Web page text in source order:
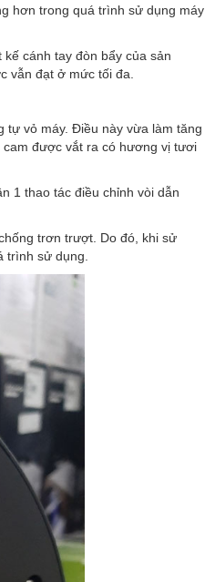
hơn trong quá trình sử dụng máy
cánh tay đòn bẩy của sản
vẫn đạt ở mức tối đa.
tự vỏ máy. Điều này vừa làm tăng
cam được vắt ra có hương vị tươi
1 thao tác điều chỉnh vòi dẫn
trơn trượt. Do đó, khi sử
trình sử dụng.